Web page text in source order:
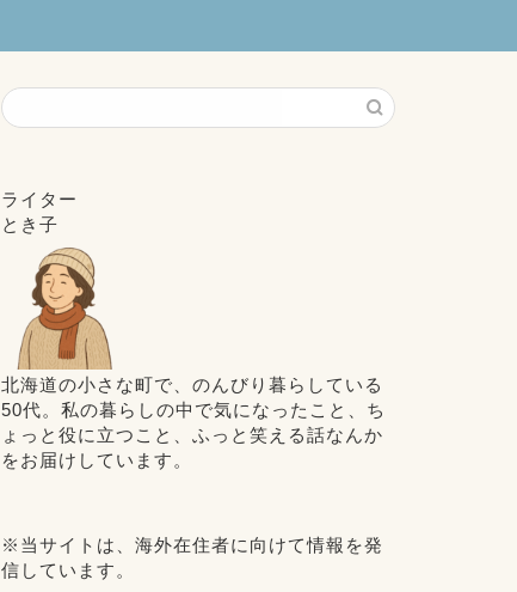
ライター
とき子
北海道の小さな町で、のんびり暮らしている
50代。私の暮らしの中で気になったこと、ち
ょっと役に立つこと、ふっと笑える話なんか
をお届けしています。
※当サイトは、海外在住者に向けて情報を発
信しています。